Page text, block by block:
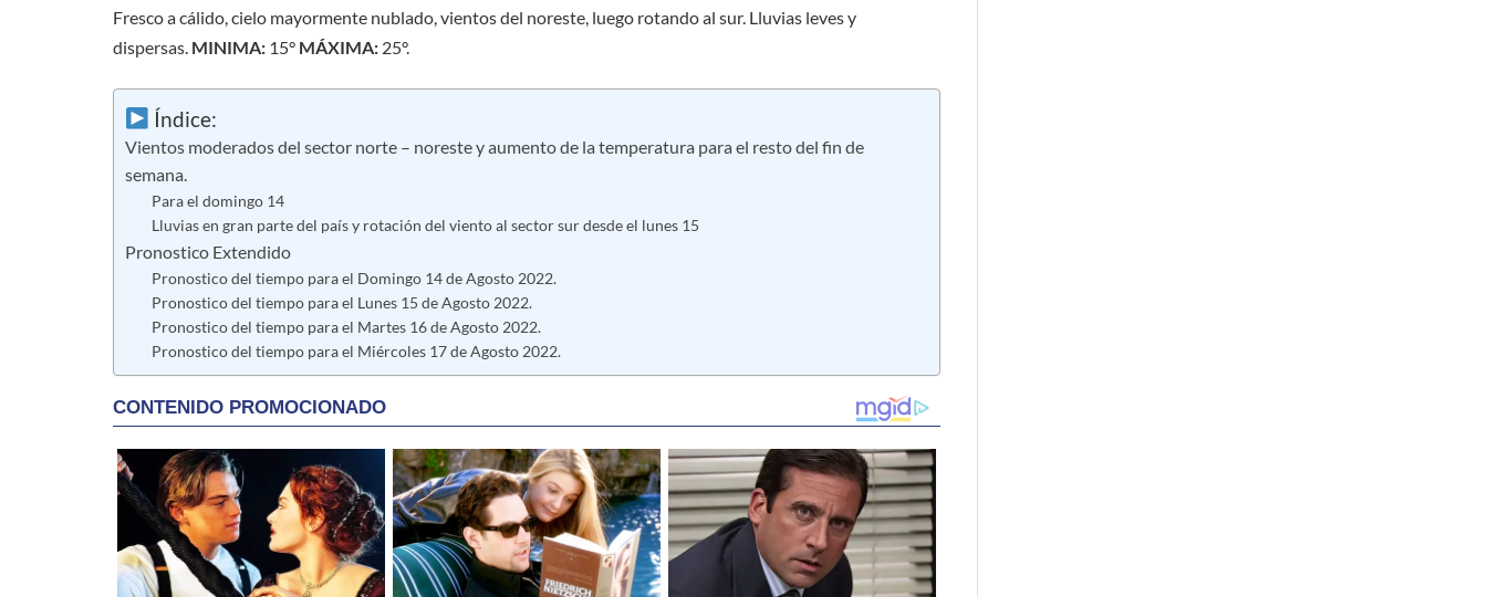
Fresco a cálido, cielo mayormente nublado, vientos del noreste, luego rotando al sur. Lluvias leves y
dispersas. MINIMA: 15° MÁXIMA: 25°.
Índice:
Vientos moderados del sector norte – noreste y aumento de la temperatura para el resto del fin de
semana.
Para el domingo 14
Lluvias en gran parte del país y rotación del viento al sector sur desde el lunes 15
Pronostico Extendido
Pronostico del tiempo para el Domingo 14 de Agosto 2022.
Pronostico del tiempo para el Lunes 15 de Agosto 2022.
Pronostico del tiempo para el Martes 16 de Agosto 2022.
Pronostico del tiempo para el Miércoles 17 de Agosto 2022.